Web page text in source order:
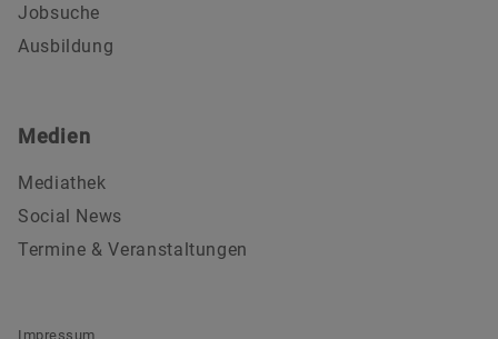
Jobsuche
Ausbildung
Medien
Mediathek
Social News
Termine & Veranstaltungen
Impressum